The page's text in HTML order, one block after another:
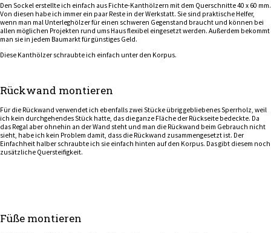
Den Sockel erstellte ich einfach aus Fichte-Kanthölzern mit dem Querschnitte 40 x 60 mm.
Von diesen habe ich immer ein paar Reste in der Werkstatt. Sie sind praktische Helfer,
wenn man mal Unterleghölzer für einen schweren Gegenstand braucht und können bei
allen möglichen Projekten rund ums Haus flexibel eingesetzt werden. Außerdem bekommt
man sie in jedem Baumarkt für günstiges Geld.
Diese Kanthölzer schraubte ich einfach unter den Korpus.
Rückwand montieren
Für die Rückwand verwendet ich ebenfalls zwei Stücke übrig gebliebenes Sperrholz, weil
ich kein durchgehendes Stück hatte, das die ganze Fläche der Rückseite bedeckte. Da
das Regal aber ohnehin an der Wand steht und man die Rückwand beim Gebrauch nicht
sieht, habe ich kein Problem damit, dass die Rückwand zusammengesetzt ist. Der
Einfachheit halber schraubte ich sie einfach hinten auf den Korpus. Das gibt diesem noch
zusätzliche Quersteifigkeit.
Füße montieren